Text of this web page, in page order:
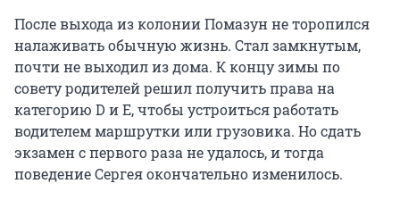
После выхода из колонии Помазун не торопился
налаживать обычную жизнь. Стал замкнутым,
почти не выходил из дома. К концу зимы по
совету родителей решил получить права на
категорию D и E, чтобы устроиться работать
водителем маршрутки или грузовика. Но сдать
экзамен с первого раза не удалось, и тогда
поведение Сергея окончательно изменилось.